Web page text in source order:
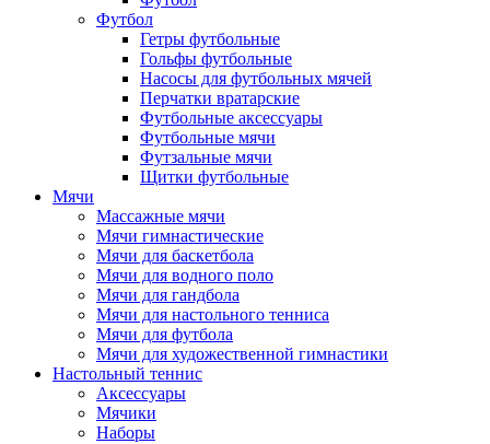
Футбол
Гетры футбольные
Гольфы футбольные
Насосы для футбольных мячей
Перчатки вратарские
Футбольные аксессуары
Футбольные мячи
Футзальные мячи
Щитки футбольные
Мячи
Массажные мячи
Мячи гимнастические
Мячи для баскетбола
Мячи для водного поло
Мячи для гандбола
Мячи для настольного тенниса
Мячи для футбола
Мячи для художественной гимнастики
Настольный теннис
Аксессуары
Мячики
Наборы